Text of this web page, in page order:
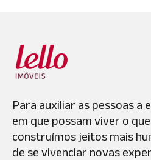
Para auxiliar as pessoas a
em que possam viver o
construímos jeitos mais
de se vivenciar novas